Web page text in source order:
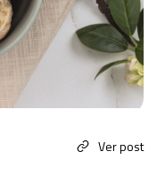
Ver post